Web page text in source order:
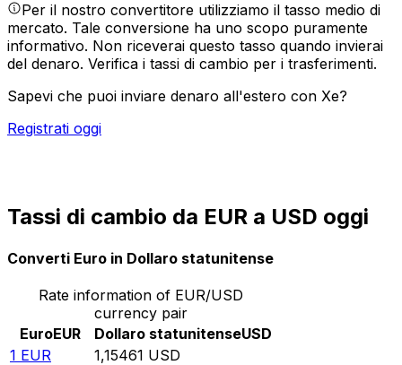
Per il nostro convertitore utilizziamo il tasso medio di
mercato. Tale conversione ha uno scopo puramente
informativo. Non riceverai questo tasso quando invierai
del denaro. Verifica i tassi di cambio per i trasferimenti.
Sapevi che puoi inviare denaro all'estero con Xe?
Registrati oggi
Tassi di cambio da EUR a USD oggi
Converti Euro in Dollaro statunitense
Rate information of EUR/USD
currency pair
EuroEUR Dollaro statunitenseUSD
1 EUR 1,15461 USD